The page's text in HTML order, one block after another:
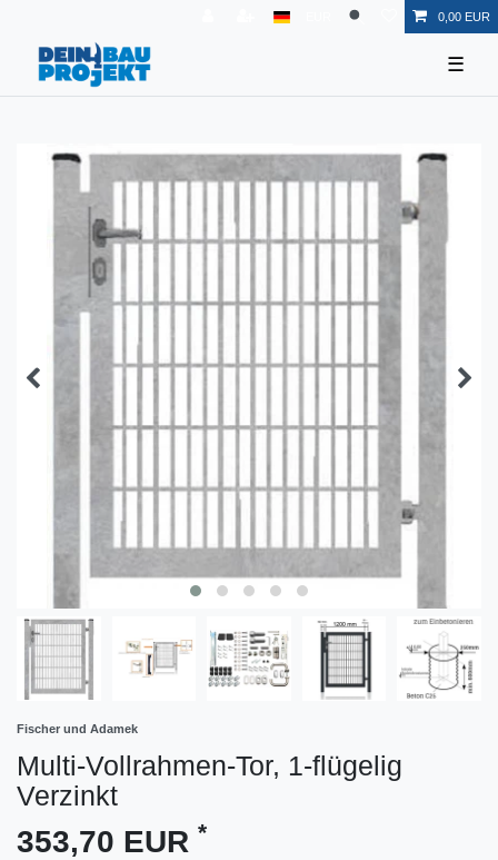
0,00 EUR
☰
Fischer und Adamek
Multi-Vollrahmen-Tor, 1-flügelig
Verzinkt
353,70 EUR *